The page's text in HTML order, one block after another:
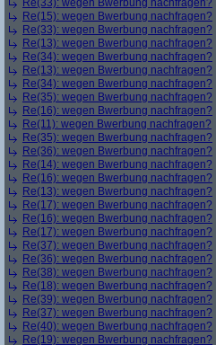
Re(33): wegen Bwerbung nachfragen?
Re(15): wegen Bwerbung nachfragen?
Re(33): wegen Bwerbung nachfragen?
Re(13): wegen Bwerbung nachfragen?
Re(34): wegen Bwerbung nachfragen?
Re(13): wegen Bwerbung nachfragen?
Re(34): wegen Bwerbung nachfragen?
Re(35): wegen Bwerbung nachfragen?
Re(16): wegen Bwerbung nachfragen?
Re(11): wegen Bwerbung nachfragen?
Re(35): wegen Bwerbung nachfragen?
Re(36): wegen Bwerbung nachfragen?
Re(14): wegen Bwerbung nachfragen?
Re(16): wegen Bwerbung nachfragen?
Re(13): wegen Bwerbung nachfragen?
Re(17): wegen Bwerbung nachfragen?
Re(16): wegen Bwerbung nachfragen?
Re(17): wegen Bwerbung nachfragen?
Re(37): wegen Bwerbung nachfragen?
Re(36): wegen Bwerbung nachfragen?
Re(38): wegen Bwerbung nachfragen?
Re(18): wegen Bwerbung nachfragen?
Re(39): wegen Bwerbung nachfragen?
Re(37): wegen Bwerbung nachfragen?
Re(40): wegen Bwerbung nachfragen?
Re(19): wegen Bwerbung nachfragen?